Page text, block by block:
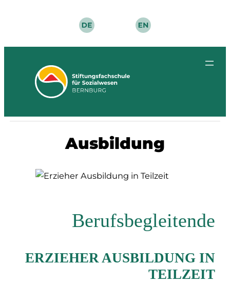
Ausbildung
Berufsbegleitende
ERZIEHER AUSBILDUNG IN
TEILZEIT